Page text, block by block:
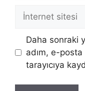
İnternet
Daha sonraki
adım, e-
tarayıcıya